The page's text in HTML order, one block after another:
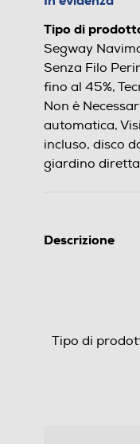
Tipo di
Segway
Senza Filo
fino al 45%,
Non è
automatica,
incluso, disco
giardino
Descrizione
Tipo di